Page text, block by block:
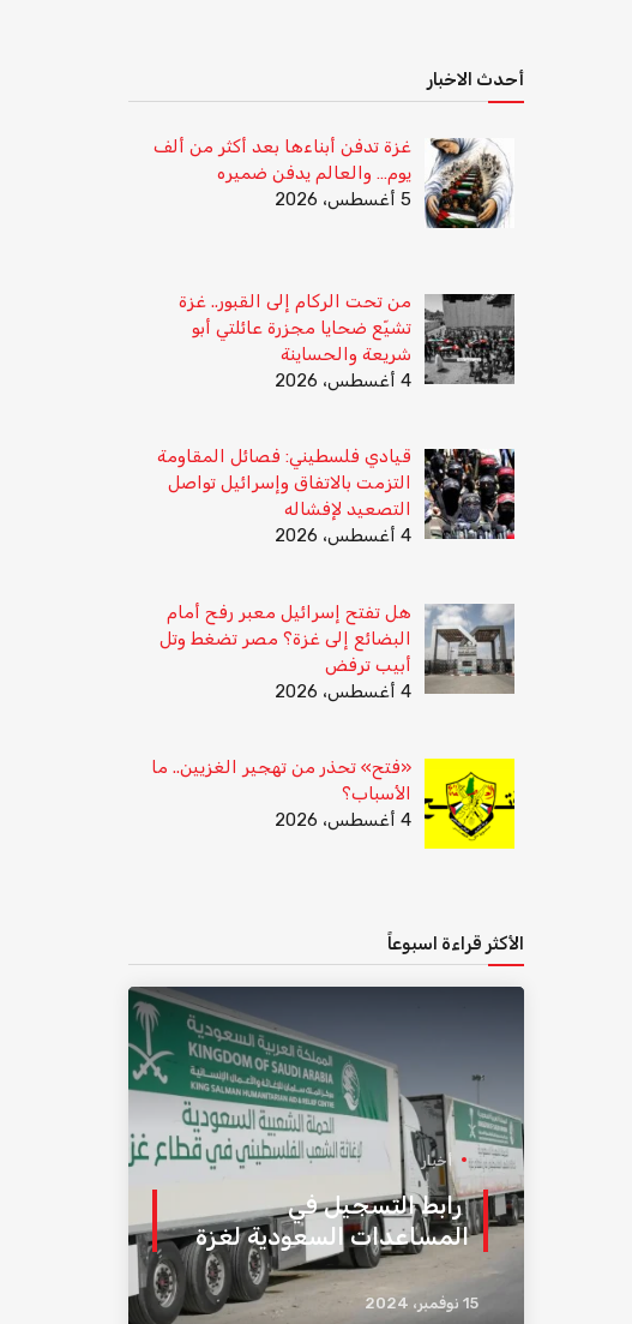
أحدث الاخبار
غزة تدفن أبناءها بعد أكثر من ألف
يوم… والعالم يدفن ضميره
5 أغسطس، 2026
من تحت الركام إلى القبور.. غزة
تشيّع ضحايا مجزرة عائلتي أبو
شريعة والحساينة
4 أغسطس، 2026
قيادي فلسطيني: فصائل المقاومة
التزمت بالاتفاق وإسرائيل تواصل
التصعيد لإفشاله
4 أغسطس، 2026
هل تفتح إسرائيل معبر رفح أمام
البضائع إلى غزة؟ مصر تضغط وتل
أبيب ترفض
4 أغسطس، 2026
«فتح» تحذر من تهجير الغزيين.. ما
الأسباب؟
4 أغسطس، 2026
الأكثر قراءة اسبوعاً
أخبار
رابط التسجيل في
المساعدات السعودية لغزة
15 نوفمبر، 2024